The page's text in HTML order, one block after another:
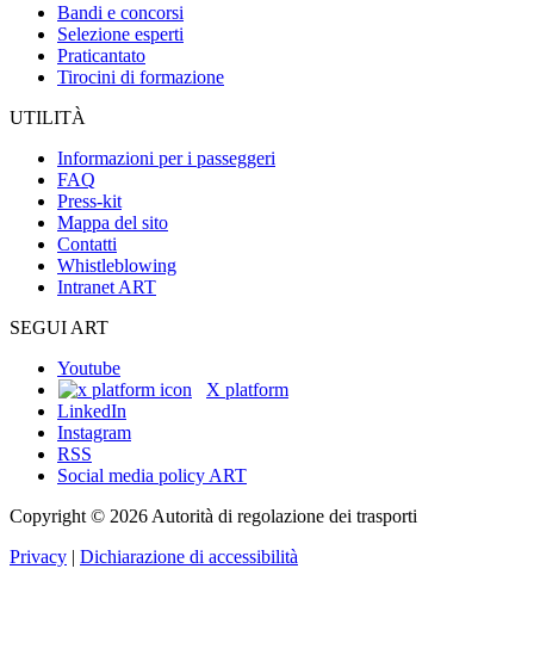
Bandi e concorsi
Selezione esperti
Praticantato
Tirocini di formazione
UTILITÀ
Informazioni per i passeggeri
FAQ
Press-kit
Mappa del sito
Contatti
Whistleblowing
Intranet ART
SEGUI ART
Youtube
X platform
LinkedIn
Instagram
RSS
Social media policy ART
Copyright © 2026 Autorità di regolazione dei trasporti
Privacy | Dichiarazione di accessibilità